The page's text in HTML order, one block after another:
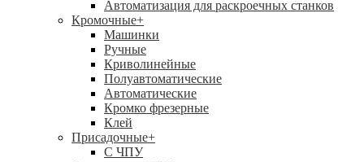
Автоматизация для раскроечных станков
Кромочные+
Машинки
Ручные
Криволинейные
Полуавтоматические
Автоматические
Кромко фрезерные
Клей
Присадочные+
С ЧПУ